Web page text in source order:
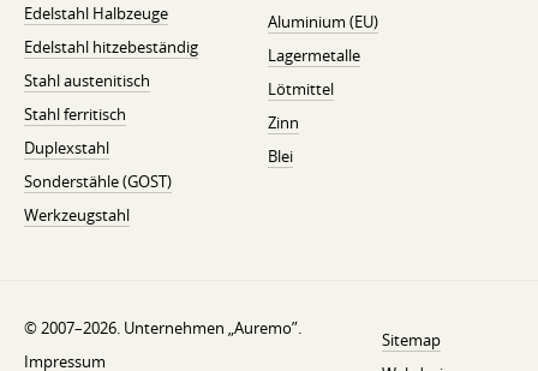
Edelstahl Halbzeuge
Edelstahl hitzebeständig
Stahl austenitisch
Stahl ferritisch
Duplexstahl
Sonderstähle (GOST)
Werkzeugstahl
Aluminium (EU)
Lagermetalle
Lötmittel
Zinn
Blei
© 2007–2026. Unternehmen „Auremo”.
Impressum
Sitemap